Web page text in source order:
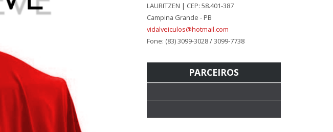
LAURITZEN | CEP: 58.401-387
Campina Grande - PB
vidalveiculos@hotmail.com
Fone: (83) 3099-3028 / 3099-7738
PARCEIROS